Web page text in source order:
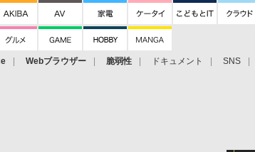
Webブラウザー 脆弱性 ドキュメント SNS